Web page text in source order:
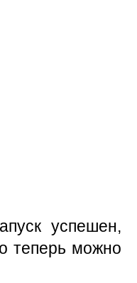
успешен,
теперь можно